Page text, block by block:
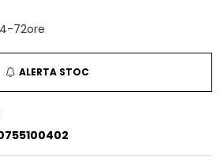
72ore
ALERTA STOC